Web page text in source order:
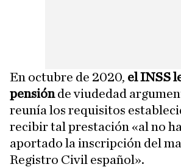
En octubre de 2020, el INSS
pensiónde viudedad
reunía los requisitos
recibir tal prestación «al no
aportado la inscripción del
Registro Civil español».